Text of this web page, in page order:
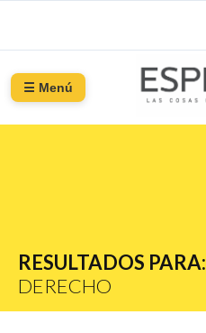
☰ Menú
RESULTADOS PARA:
DERECHO